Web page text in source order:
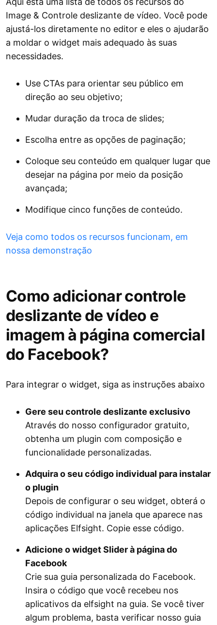
Image & Controle deslizante de vídeo. Você pode
ajustá-los diretamente no editor e eles o ajudarão
a moldar o widget mais adequado às suas
necessidades.
Use CTAs para orientar seu público em
direção ao seu objetivo;
Mudar duração da troca de slides;
Escolha entre as opções de paginação;
Coloque seu conteúdo em qualquer lugar que
desejar na página por meio da posição
avançada;
Modifique cinco funções de conteúdo.
Veja como todos os recursos funcionam, em
nossa demonstração
Como adicionar controle
deslizante de vídeo e
imagem à página comercial
do Facebook?
Para integrar o widget, siga as instruções abaixo
Gere seu controle deslizante exclusivo
Através do nosso configurador gratuito,
obtenha um plugin com composição e
funcionalidade personalizadas.
Adquira o seu código individual para instalar
o plugin
Depois de configurar o seu widget, obterá o
código individual na janela que aparece nas
aplicações Elfsight. Copie esse código.
Adicione o widget Slider à página do
Facebook
Crie sua guia personalizada do Facebook.
Insira o código que você recebeu nos
aplicativos da elfsight na guia. Se você tiver
algum problema, basta verificar nosso guia